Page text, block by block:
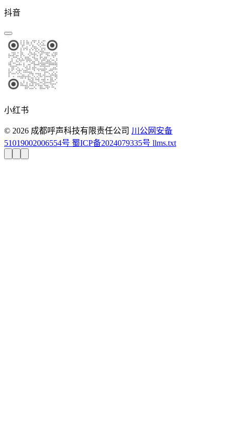
抖音
小红书
© 2026 成都呼声科技有限责任公司 川公网安备
51019002006554号 蜀ICP备2024079335号 llms.txt